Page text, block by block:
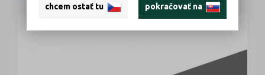
chcem ostať tu pokračovať na